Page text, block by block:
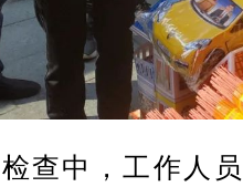
检查中，工作人